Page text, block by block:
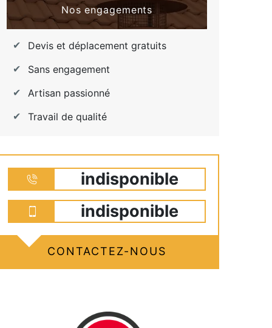
Nos engagements
Devis et déplacement gratuits
Sans engagement
Artisan passionné
Travail de qualité
indisponible
indisponible
CONTACTEZ-NOUS